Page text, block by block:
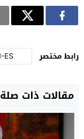
رابط مختصر
مقالات ذات صلة